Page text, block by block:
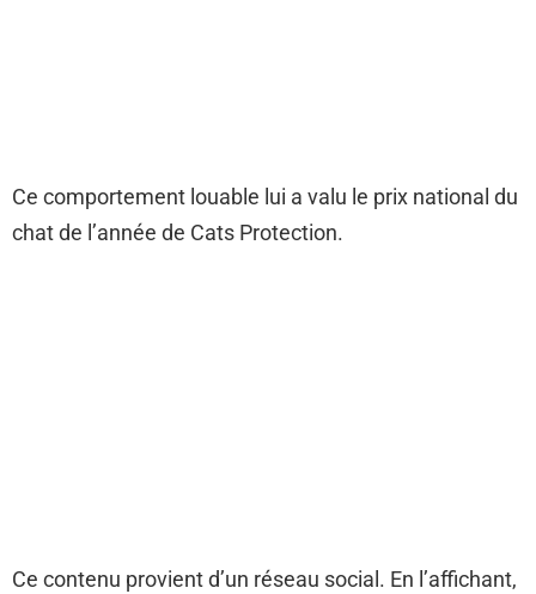
Ce comportement louable lui a valu le prix national du
chat de l’année de Cats Protection.
Ce contenu provient d’un réseau social. En l’affichant,